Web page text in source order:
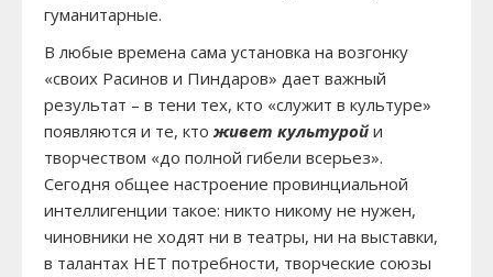
гуманитарные.
В любые времена сама установка на возгонку
«своих Расинов и Пиндаров» дает важный
результат – в тени тех, кто «служит в культуре»
появляются и те, кто живет культуройи
творчеством «до полной гибели всерьез».
Сегодня общее настроение провинциальной
интеллигенции такое: никто никому не нужен,
чиновники не ходят ни в театры, ни на выставки,
в талантах НЕТ потребности, творческие союзы